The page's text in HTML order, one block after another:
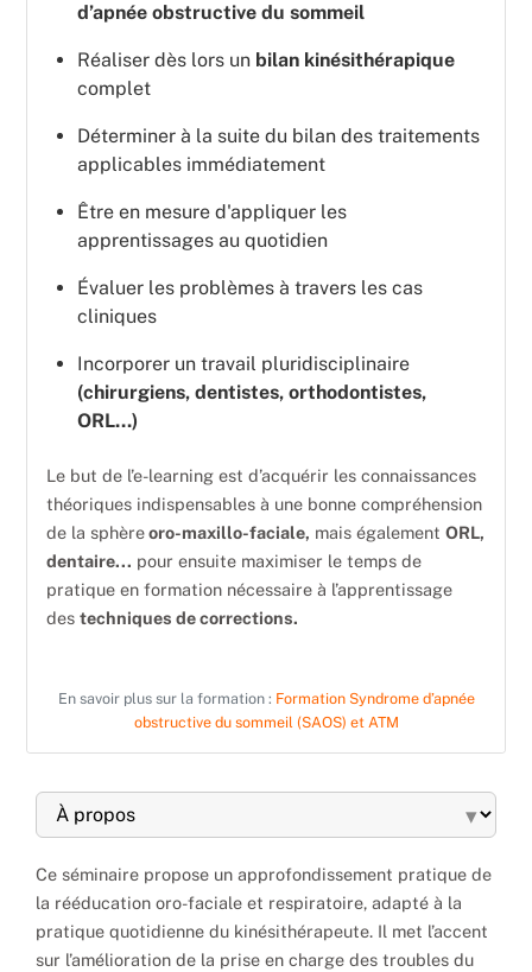
d’apnée obstructive du sommeil
Réaliser dès lors un bilan kinésithérapique
complet
Déterminer à la suite du bilan des traitements
applicables immédiatement
Être en mesure d'appliquer les
apprentissages au quotidien
Évaluer les problèmes à travers les cas
cliniques
Incorporer un travail pluridisciplinaire
(chirurgiens, dentistes, orthodontistes,
ORL...)
Le but de l’e-learning est d’acquérir les connaissances
théoriques indispensables à une bonne compréhension
de la sphèreoro-maxillo-faciale, mais égalementORL,
dentaire... pour ensuite maximiser le temps de
pratique en formation nécessaire à l’apprentissage
destechniques de corrections.
En savoir plus sur la formation : Formation Syndrome d’apnée
obstructive du sommeil (SAOS) et ATM
▾
Ce séminaire propose un approfondissement pratique de
la rééducation oro-faciale et respiratoire, adapté à la
pratique quotidienne du kinésithérapeute. Il met l’accent
sur l’amélioration de la prise en charge des troubles du